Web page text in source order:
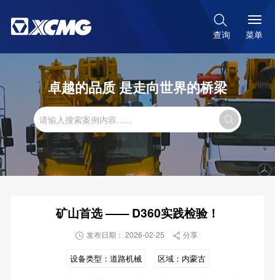

查询 菜单
卓越的品质 是走向世界的桥梁

矿山首选 —— D360实践检验！
 发布日期： 2026-02-25  分享
设备类型： 道路机械 区域： 内蒙古